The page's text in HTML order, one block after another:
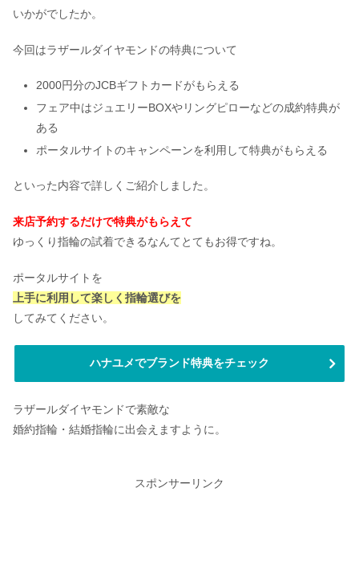
いかがでしたか。
今回はラザールダイヤモンドの特典について
2000円分のJCBギフトカードがもらえる
フェア中はジュエリーBOXやリングピローなどの成約特典が
ある
ポータルサイトのキャンペーンを利用して特典がもらえる
といった内容で詳しくご紹介しました。
来店予約するだけで特典がもらえて
ゆっくり指輪の試着できるなんてとてもお得ですね。
ポータルサイトを
上手に利用して楽しく指輪選びを
してみてください。
ハナユメでブランド特典をチェック
ラザールダイヤモンドで素敵な
婚約指輪・結婚指輪に出会えますように。
スポンサーリンク